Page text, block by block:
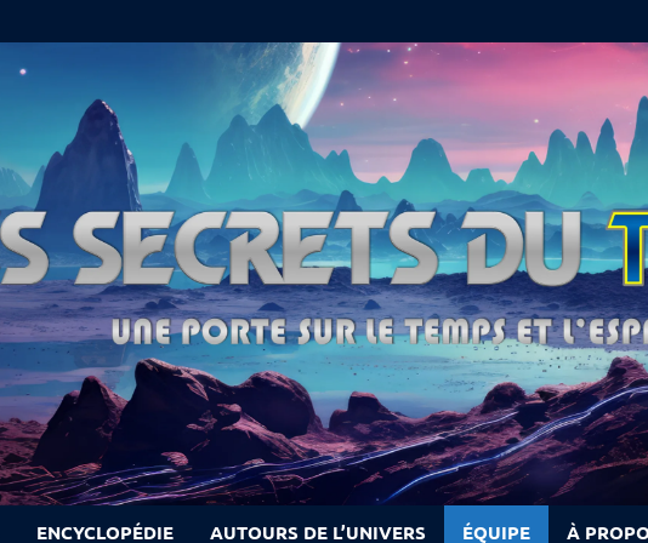
ENCYCLOPÉDIE AUTOURS DE L’UNIVERS ÉQUIPE À